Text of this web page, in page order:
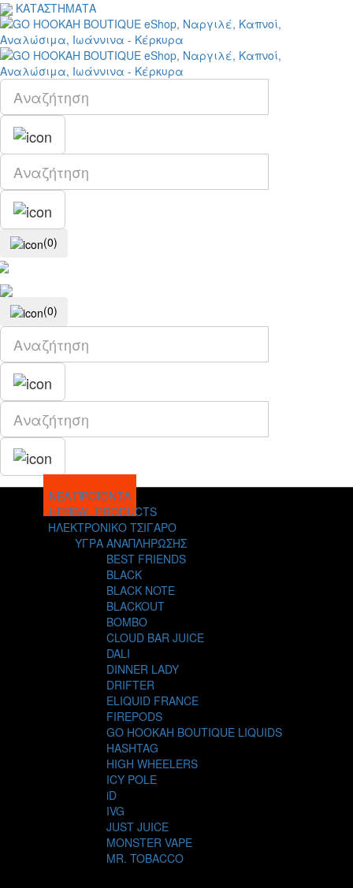
ΚΑΤΑΣΤΗΜΑΤΑ
(0)
(0)
ΝΕΑ ΠΡΟΪΟΝΤΑ
HERBAL PRODUCTS
ΗΛΕΚΤΡΟΝΙΚΟ ΤΣΙΓΑΡΟ
ΥΓΡΑ ΑΝΑΠΛΗΡΩΣΗΣ
BEST FRIENDS
BLACK
BLACK NOTE
BLACKOUT
BOMBO
CLOUD BAR JUICE
DALI
DINNER LADY
DRIFTER
ELIQUID FRANCE
FIREPODS
GO HOOKAH BOUTIQUE LIQUIDS
HASHTAG
HIGH WHEELERS
ICY POLE
iD
IVG
JUST JUICE
MONSTER VAPE
MR. TOBACCO